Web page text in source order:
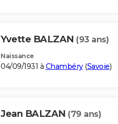
Yvette BALZAN (93 ans)
Naissance
04/09/1931 à Chambéry(Savoie)
Jean BALZAN (79 ans)